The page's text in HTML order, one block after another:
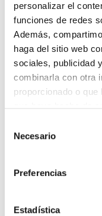
personalizar el
funciones de redes
Además,
haga del sitio web
sociales, publicidad
combinarla con otra
proporcionado o
Necesario
Preferencias
Estadística
CARRETILLAS
MANIPULADORES
MINIGRÚAS
APILADORES
CAMIÓN GRÚA